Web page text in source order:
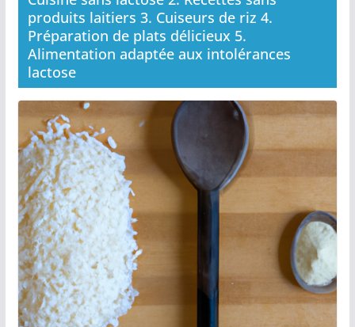
produits laitiers 3. Cuiseurs de riz 4.
Préparation de plats délicieux 5.
Alimentation adaptée aux intolérances
lactose